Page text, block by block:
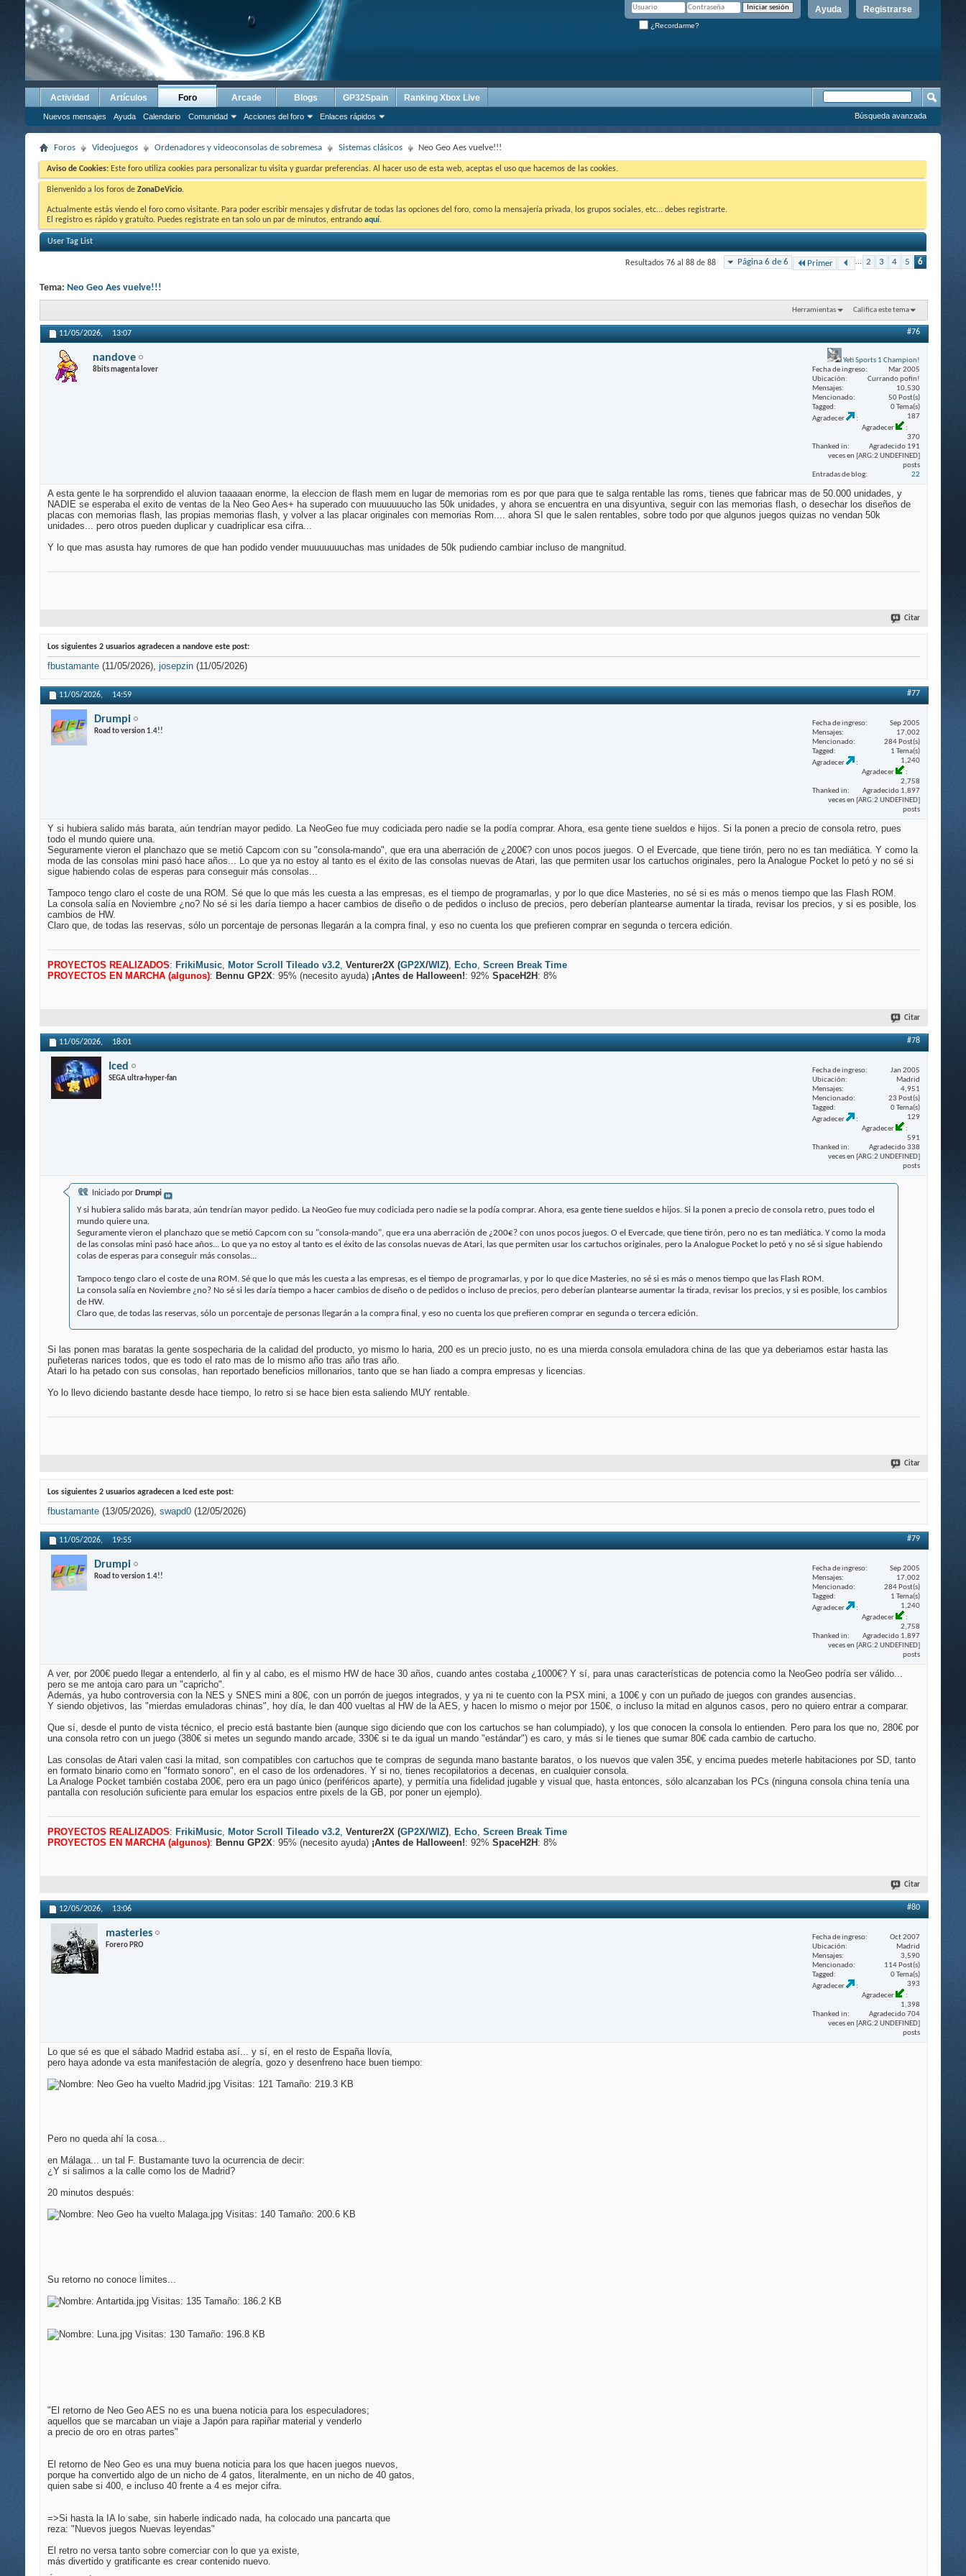
Registrarse
Ayuda
¿Recordarme?
Actividad Artículos Foro
Nuevos mensajes Ayuda Calendario Comunidad Acciones del foro Enlaces rápidos
Arcade Blogs GP32Spain Ranking Xbox Live
Búsqueda avanzada
Foros Videojuegos Ordenadores y videoconsolas de sobremesa Sistemas clásicos Neo Geo Aes vuelve!!!
Aviso de Cookies: Este foro utiliza cookies para personalizar tu visita y guardar preferencias. Al hacer uso de esta web, aceptas el uso que hacemos de las cookies.
Bienvenido a los foros de ZonaDeVicio.
Actualmente estás viendo el foro como visitante. Para poder escribir mensajes y disfrutar de todas las opciones del foro, como la mensajería privada, los grupos sociales, etc... debes registrarte.
El registro es rápido y gratuíto. Puedes registrate en tan solo un par de minutos, entrando aquí.
User Tag List
Página 6 de 6 Primer ... 2 3 4 5 6
Resultados 76 al 88 de 88
Tema: Neo Geo Aes vuelve!!!
Herramientas Califica este tema
11/05/2026, 13:07 #76
nandove
8bits magenta lover
Yeti Sports 1 Champion!
Fecha de ingreso
Mar 2005
Ubicación
Currando pofin!
Mensajes
10,530
Mencionado
50 Post(s)
Tagged
0 Tema(s)
Agradecer
187
Agradecer
370
Thanked in
Agradecido 191
veces en [ARG:2 UNDEFINED]
posts
Entradas de blog
22
A esta gente le ha sorprendido el aluvion taaaaan enorme, la eleccion de flash mem en lugar de memorias rom es por que para que te salga rentable las roms, tienes que fabricar mas de 50.000 unidades, y
NADIE se esperaba el exito de ventas de la Neo Geo Aes+ ha superado con muuuuuucho las 50k unidades, y ahora se encuentra en una disyuntiva, seguir con las memorias flash, o desechar los diseños de
placas con memorias flash, las propias memorias flash, y volver a las placar originales con memorias Rom.... ahora SI que le salen rentables, sobre todo por que algunos juegos quizas no vendan 50k
unidades... pero otros pueden duplicar y cuadriplicar esa cifra...
Y lo que mas asusta hay rumores de que han podido vender muuuuuuuchas mas unidades de 50k pudiendo cambiar incluso de mangnitud.
Citar
Los siguientes 2 usuarios agradecen a nandove este post:
fbustamante (11/05/2026), josepzin (11/05/2026)
11/05/2026, 14:59 #77
Drumpi
Road to version 1.4!!
Fecha de ingreso
Sep 2005
Mensajes
17,002
Mencionado
284 Post(s)
Tagged
1 Tema(s)
Agradecer
1,240
Agradecer
2,758
Thanked in
Agradecido 1,897
veces en [ARG:2 UNDEFINED]
posts
Y si hubiera salido más barata, aún tendrían mayor pedido. La NeoGeo fue muy codiciada pero nadie se la podía comprar. Ahora, esa gente tiene sueldos e hijos. Si la ponen a precio de consola retro, pues
todo el mundo quiere una.
Seguramente vieron el planchazo que se metió Capcom con su "consola-mando", que era una aberración de ¿200€? con unos pocos juegos. O el Evercade, que tiene tirón, pero no es tan mediática. Y como la
moda de las consolas mini pasó hace años... Lo que ya no estoy al tanto es el éxito de las consolas nuevas de Atari, las que permiten usar los cartuchos originales, pero la Analogue Pocket lo petó y no sé si
sigue habiendo colas de esperas para conseguir más consolas...
Tampoco tengo claro el coste de una ROM. Sé que lo que más les cuesta a las empresas, es el tiempo de programarlas, y por lo que dice Masteries, no sé si es más o menos tiempo que las Flash ROM.
La consola salía en Noviembre ¿no? No sé si les daría tiempo a hacer cambios de diseño o de pedidos o incluso de precios, pero deberían plantearse aumentar la tirada, revisar los precios, y si es posible, los
cambios de HW.
Claro que, de todas las reservas, sólo un porcentaje de personas llegarán a la compra final, y eso no cuenta los que prefieren comprar en segunda o tercera edición.
PROYECTOS REALIZADOS: FrikiMusic, Motor Scroll Tileado v3.2, Venturer2X (GP2X/WIZ), Echo, Screen Break Time
PROYECTOS EN MARCHA (algunos): Bennu GP2X: 95% (necesito ayuda) ¡Antes de Halloween!: 92% SpaceH2H : 8%
Citar
11/05/2026, 18:01 #78
Iced
SEGA ultra-hyper-fan
Fecha de ingreso
Jan 2005
Ubicación
Madrid
Mensajes
4,951
Mencionado
23 Post(s)
Tagged
0 Tema(s)
Agradecer
129
Agradecer
591
Thanked in
Agradecido 338
veces en [ARG:2 UNDEFINED]
posts
Iniciado por Drumpi
Y si hubiera salido más barata, aún tendrían mayor pedido. La NeoGeo fue muy codiciada pero nadie se la podía comprar. Ahora, esa gente tiene sueldos e hijos. Si la ponen a precio de consola retro, pues todo el
mundo quiere una.
Seguramente vieron el planchazo que se metió Capcom con su "consola-mando", que era una aberración de ¿200€? con unos pocos juegos. O el Evercade, que tiene tirón, pero no es tan mediática. Y como la moda
de las consolas mini pasó hace años... Lo que ya no estoy al tanto es el éxito de las consolas nuevas de Atari, las que permiten usar los cartuchos originales, pero la Analogue Pocket lo petó y no sé si sigue habiendo
colas de esperas para conseguir más consolas...
Tampoco tengo claro el coste de una ROM. Sé que lo que más les cuesta a las empresas, es el tiempo de programarlas, y por lo que dice Masteries, no sé si es más o menos tiempo que las Flash ROM.
La consola salía en Noviembre ¿no? No sé si les daría tiempo a hacer cambios de diseño o de pedidos o incluso de precios, pero deberían plantearse aumentar la tirada, revisar los precios, y si es posible, los cambios
de HW.
Claro que, de todas las reservas, sólo un porcentaje de personas llegarán a la compra final, y eso no cuenta los que prefieren comprar en segunda o tercera edición.
Si las ponen mas baratas la gente sospecharia de la calidad del producto, yo mismo lo haria, 200 es un precio justo, no es una mierda consola emuladora china de las que ya deberiamos estar hasta las
puñeteras narices todos, que es todo el rato mas de lo mismo año tras año tras año.
Atari lo ha petado con sus consolas, han reportado beneficios millonarios, tanto que se han liado a compra empresas y licencias.
Yo lo llevo diciendo bastante desde hace tiempo, lo retro si se hace bien esta saliendo MUY rentable.
Citar
Los siguientes 2 usuarios agradecen a Iced este post:
fbustamante (13/05/2026), swapd0 (12/05/2026)
11/05/2026, 19:55 #79
Drumpi
Road to version 1.4!!
Fecha de ingreso
Sep 2005
Mensajes
17,002
Mencionado
284 Post(s)
Tagged
1 Tema(s)
Agradecer
1,240
Agradecer
2,758
Thanked in
Agradecido 1,897
veces en [ARG:2 UNDEFINED]
posts
A ver, por 200€ puedo llegar a entenderlo, al fin y al cabo, es el mismo HW de hace 30 años, cuando antes costaba ¿1000€? Y sí, para unas características de potencia como la NeoGeo podría ser válido...
pero se me antoja caro para un "capricho".
Además, ya hubo controversia con la NES y SNES mini a 80€, con un porrón de juegos integrados, y ya ni te cuento con la PSX mini, a 100€ y con un puñado de juegos con grandes ausencias.
Y siendo objetivos, las "mierdas emuladoras chinas", hoy día, le dan 400 vueltas al HW de la AES, y hacen lo mismo o mejor por 150€, o incluso la mitad en algunos casos, pero no quiero entrar a comparar.
Que sí, desde el punto de vista técnico, el precio está bastante bien (aunque sigo diciendo que con los cartuchos se han columpiado), y los que conocen la consola lo entienden. Pero para los que no, 280€ por
una consola retro con un juego (380€ si metes un segundo mando arcade, 330€ si te da igual un mando "estándar") es caro, y más si le tienes que sumar 80€ cada cambio de cartucho.
Las consolas de Atari valen casi la mitad, son compatibles con cartuchos que te compras de segunda mano bastante baratos, o los nuevos que valen 35€, y encima puedes meterle habitaciones por SD, tanto
en formato binario como en "formato sonoro", en el caso de los ordenadores. Y si no, tienes recopilatorios a decenas, en cualquier consola.
La Analoge Pocket también costaba 200€, pero era un pago único (periféricos aparte), y permitía una fidelidad jugable y visual que, hasta entonces, sólo alcanzaban los PCs (ninguna consola china tenía una
pantalla con resolución suficiente para emular los espacios entre pixels de la GB, por poner un ejemplo).
PROYECTOS REALIZADOS: FrikiMusic, Motor Scroll Tileado v3.2, Venturer2X (GP2X/WIZ), Echo, Screen Break Time
PROYECTOS EN MARCHA (algunos): Bennu GP2X: 95% (necesito ayuda) ¡Antes de Halloween!: 92% SpaceH2H : 8%
Citar
12/05/2026, 13:06 #80
masteries
Forero PRO
Fecha de ingreso
Oct 2007
Ubicación
Madrid
Mensajes
3,590
Mencionado
114 Post(s)
Tagged
0 Tema(s)
Agradecer
393
Agradecer
1,398
Thanked in
Agradecido 704
veces en [ARG:2 UNDEFINED]
posts
Lo que sé es que el sábado Madrid estaba así... y sí, en el resto de España llovía,
pero haya adonde va esta manifestación de alegría, gozo y desenfreno hace buen tiempo:
Pero no queda ahí la cosa...
en Málaga... un tal F. Bustamante tuvo la ocurrencia de decir:
¿Y si salimos a la calle como los de Madrid?
20 minutos después:
Su retorno no conoce límites...
"El retorno de Neo Geo AES no es una buena noticia para los especuladores;
aquellos que se marcaban un viaje a Japón para rapiñar material y venderlo
a precio de oro en otras partes"
El retorno de Neo Geo es una muy buena noticia para los que hacen juegos nuevos,
porque ha convertido algo de un nicho de 4 gatos, literalmente, en un nicho de 40 gatos,
quien sabe si 400, e incluso 40 frente a 4 es mejor cifra.
=>Si hasta la IA lo sabe, sin haberle indicado nada, ha colocado una pancarta que
reza: "Nuevos juegos Nuevas leyendas"
El retro no versa tanto sobre comerciar con lo que ya existe,
más divertido y gratificante es crear contenido nuevo.